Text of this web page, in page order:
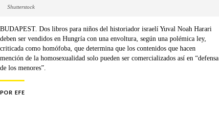
Shutterstock
BUDAPEST. Dos libros para niños del historiador israelí Yuval Noah Harari
deben ser vendidos en Hungría con una envoltura, según una polémica ley,
criticada como homófoba, que determina que los contenidos que hacen
mención de la homosexualidad solo pueden ser comercializados así en “defensa
de los menores”.
POR EFE